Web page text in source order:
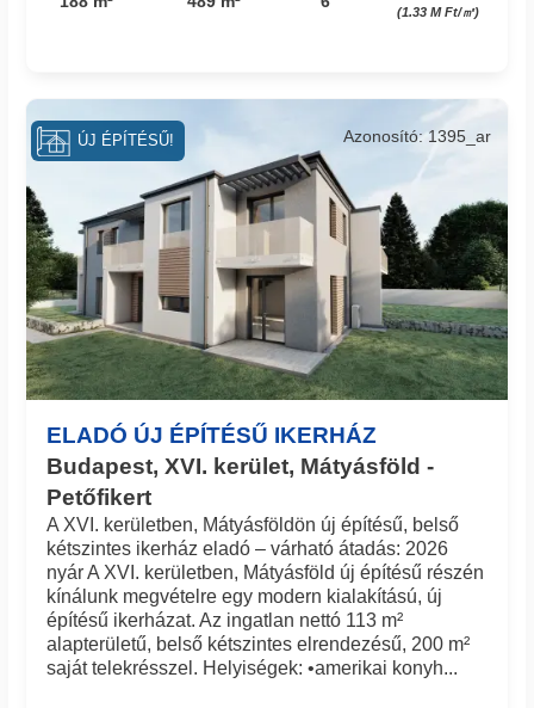
(1.33 M Ft/㎡)
ELADÓ ÚJ ÉPÍTÉSŰ IKERHÁZ
Budapest, XVI. kerület, Mátyásföld -
Petőfikert
Azonosító: 1395_ar
A XVI. kerületben, Mátyásföldön új építésű, belső
kétszintes ikerház eladó – várható átadás: 2026
nyár A XVI. kerületben, Mátyásföld új építésű részén
kínálunk megvételre egy modern kialakítású, új
építésű ikerházat. Az ingatlan nettó 113 m²
alapterületű, belső kétszintes elrendezésű, 200 m²
saját telekrésszel. Helyiségek: •amerikai konyh...
ÚJ ÉPÍTÉSŰ!